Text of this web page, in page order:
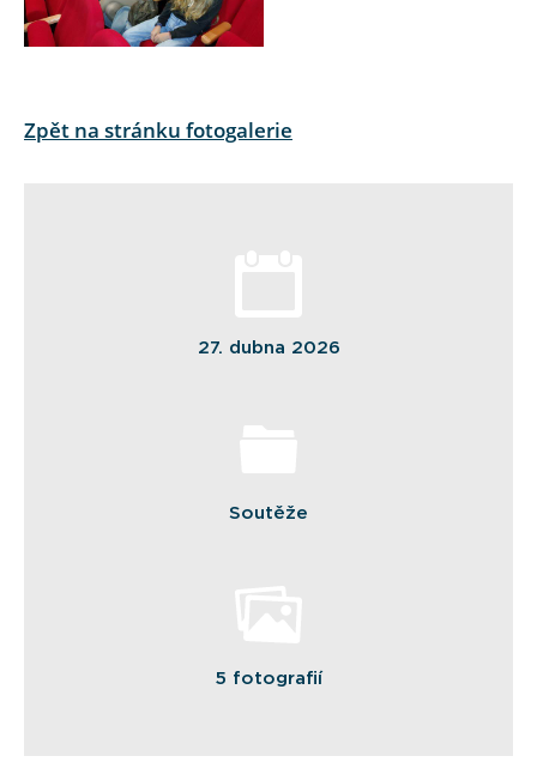
Zpět na stránku fotogalerie
27. dubna 2026
Soutěže
5 fotografií